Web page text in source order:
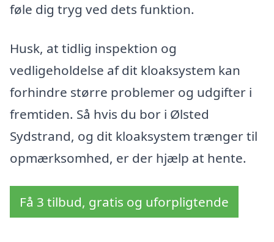
føle dig tryg ved dets funktion.
Husk, at tidlig inspektion og
vedligeholdelse af dit kloaksystem kan
forhindre større problemer og udgifter i
fremtiden. Så hvis du bor i Ølsted
Sydstrand, og dit kloaksystem trænger til
opmærksomhed, er der hjælp at hente.
Få 3 tilbud, gratis og uforpligtende